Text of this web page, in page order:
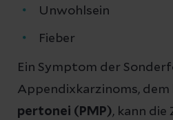
Unwohlsein
Fieber
Ein Symptom der
Appendixkarzinoms, dem
pertonei (PMP), kann die